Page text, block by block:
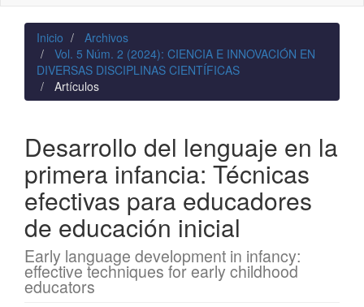
Inicio
Archivos
Vol. 5 Núm. 2 (2024): CIENCIA E INNOVACIÓN EN
DIVERSAS DISCIPLINAS CIENTÍFICAS
Artículos
Desarrollo del lenguaje en la
primera infancia: Técnicas
efectivas para educadores
de educación inicial
Early language development in infancy:
effective techniques for early childhood
educators